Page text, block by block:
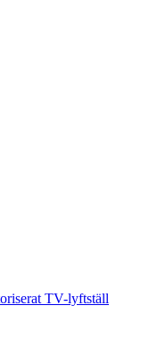
TV-lyftställ